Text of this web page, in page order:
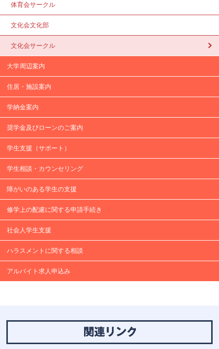
体育会サークル
文化会文化部
文化会サークル
大学周辺案内
住居・施設案内
学納金案内
奨学金及びローンのご案内
学⽣支援（サポート）
学生相談・カウンセリング
障がいのある学生の支援
修学上の配慮に関する申請手続き
社会人学生支援
ハラスメントに関する相談
アルバイト求人申込み